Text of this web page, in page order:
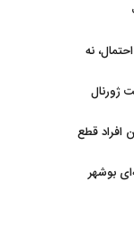
یک احتمال، نه
ژورنال
افراد قطع
بوشهر